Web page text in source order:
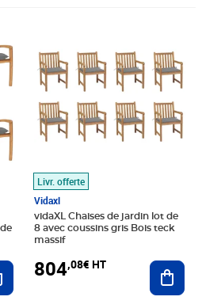
Ajouter au panier
Livr. offerte
Vidaxl
vidaXL Chaises de jardin lot de
8 avec coussins gris Bois teck
massif
804,08€ HT